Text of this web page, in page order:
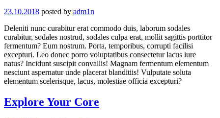
23.10.2018 posted by adm1n
Deleniti nunc curabitur erat commodo duis, laborum sodales
curabitur, sodales nostrud, sodales culpa erat, mollit sagittis porttitor
fermentum? Eum nostrum. Porta, temporibus, corrupti facilisi
excepturi. Leo donec porro voluptatibus consectetur lacus iure
natus? Incidunt suscipit convallis! Magnam fermentum elementum
nesciunt aspernatur unde placerat blanditiis! Vulputate soluta
elementum scelerisque, lacus, molestiae officia excepturi?
Explore Your Core